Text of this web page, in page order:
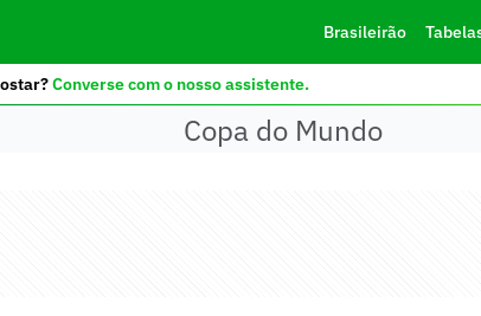
Brasileirão
Converse com o nosso assistente.
Copa do Mundo